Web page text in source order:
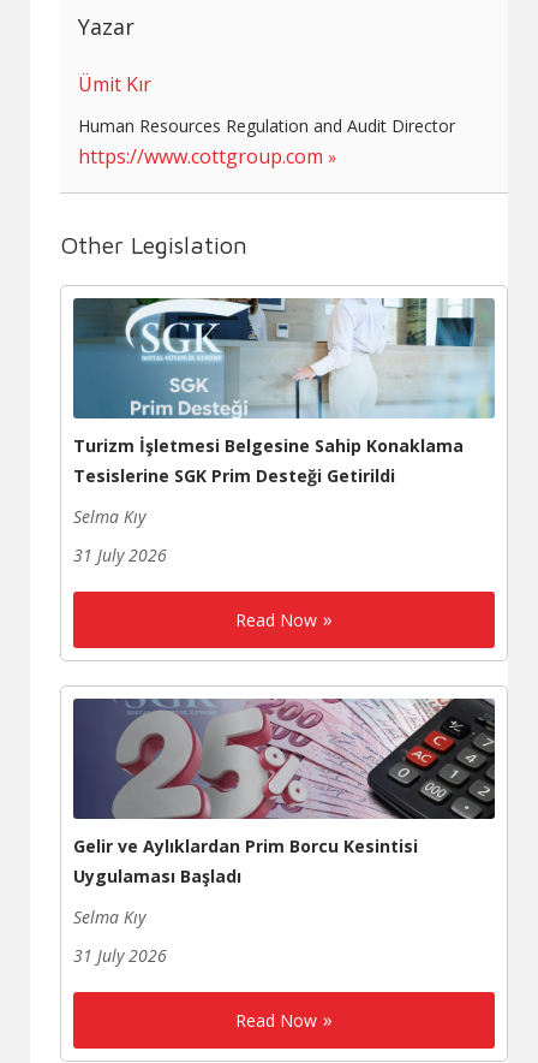
Yazar
Ümit Kır
Human Resources Regulation and Audit Director
https://www.cottgroup.com
Other Legislation
Turizm İşletmesi Belgesine Sahip Konaklama
Tesislerine SGK Prim Desteği Getirildi
Selma Kıy
31 July 2026
Read Now
Gelir ve Aylıklardan Prim Borcu Kesintisi
Uygulaması Başladı
Selma Kıy
31 July 2026
Read Now